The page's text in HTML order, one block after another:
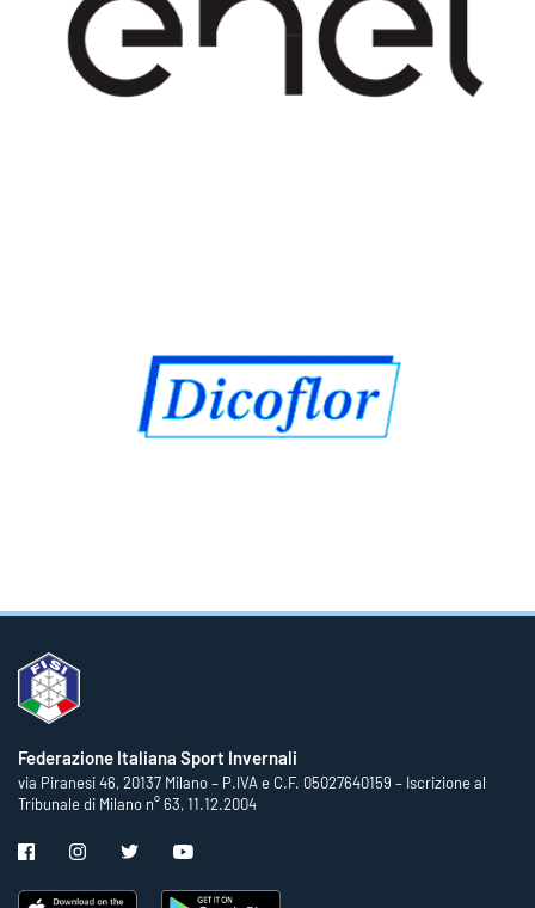
Federazione Italiana Sport Invernali
via Piranesi 46, 20137 Milano – P.IVA e C.F. 05027640159 – Iscrizione al
Tribunale di Milano n° 63, 11.12.2004